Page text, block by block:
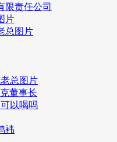
限责任公司
片
总图片
总图片
董事长
以喝吗
袆